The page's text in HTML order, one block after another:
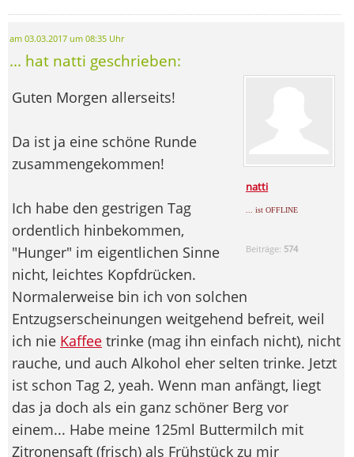
am 03.03.2017 um 08:35 Uhr
... hat natti geschrieben:
natti
... ist OFFLINE
Beiträge: 574
Guten Morgen allerseits!
Da ist ja eine schöne Runde
zusammengekommen!
Ich habe den gestrigen Tag
ordentlich hinbekommen,
"Hunger" im eigentlichen Sinne
nicht, leichtes Kopfdrücken.
Normalerweise bin ich von solchen
Entzugserscheinungen weitgehend befreit, weil
ich nie Kaffee trinke (mag ihn einfach nicht), nicht
rauche, und auch Alkohol eher selten trinke. Jetzt
ist schon Tag 2, yeah. Wenn man anfängt, liegt
das ja doch als ein ganz schöner Berg vor
einem... Habe meine 125ml Buttermilch mit
Zitronensaft (frisch) als Frühstück zu mir